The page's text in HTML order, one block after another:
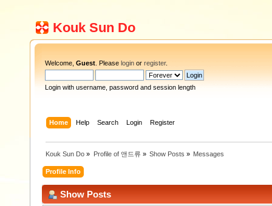
Kouk Sun Do
Welcome, Guest . Please login or register.
Login with username, password and session length
Home Help Search Login Register
Kouk Sun Do » Profile of 앤드류 » Show Posts » Messages
Profile Info
Show Posts